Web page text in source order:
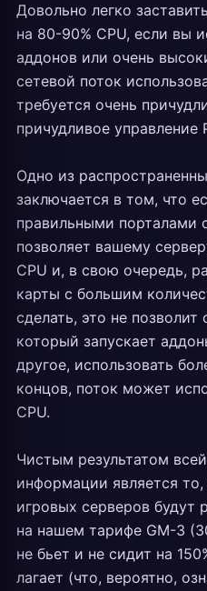
Довольно легко
на 80-90% CPU, если вы
аддонов или очень
сетевой поток
требуется очень
причудливое управление
Одно из
заключается в том, что
правильными порталами
позволяет вашему
CPU и, в свою очередь,
карты с большим
сделать, это не
который запускает
другое, использовать
концов, поток может
CPU.
Чистым результатом
информации является
игровых серверов будут
на нашем тарифе GM-3
не бьет и не сидит на
лагает (что, вероятно,